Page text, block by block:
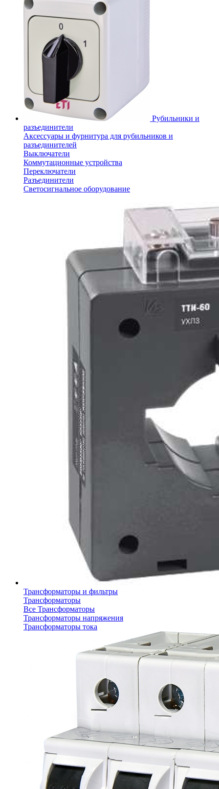
Рубильники и
разъединители
Аксессуары и фурнитура для рубильников и
разъединителей
Выключатели
Коммутационные устройства
Переключатели
Разъединители
Светосигнальное оборудование
Трансформаторы и фильтры
Трансформаторы
Все Трансформаторы
Трансформаторы напряжения
Трансформаторы тока